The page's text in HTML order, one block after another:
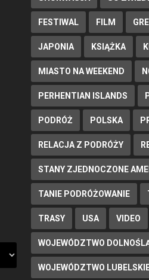
FESTIWAL FILM
JAPONIA KSIĄŻKA
MIASTO NA WEEKEND
PERHENTIAN ISLANDS
PODRÓŻ POLSKA
RELACJA Z PODRÓŻY
STANY ZJEDNOCZONE
TANIE PODRÓŻOWANIE
TRASY USA VIDEO
WOJEWÓDZTWO
WOJEWÓDZTWO